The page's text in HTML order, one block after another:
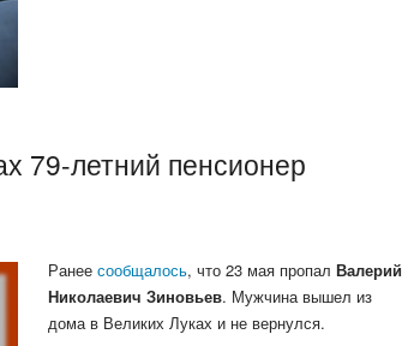
79-летний пенсионер
Ранее сообщалось, что 23 мая пропал Валерий
Николаевич Зиновьев. Мужчина вышел из
дома в Великих Луках и не вернулся.